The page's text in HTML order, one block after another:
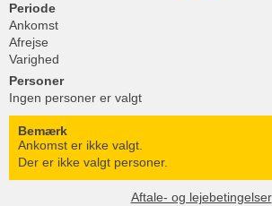
Periode
Ankomst
Afrejse
Varighed
Personer
Ingen personer er valgt
Bemærk
Ankomst er ikke valgt.
Der er ikke valgt personer.
Aftale- og lejebetingelser